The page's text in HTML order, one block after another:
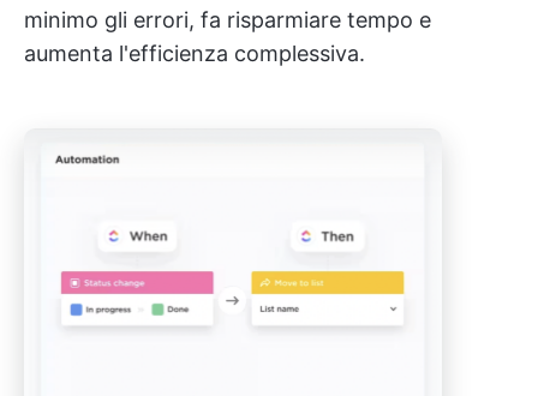
minimo gli errori, fa risparmiare tempo e
aumenta l'efficienza complessiva.